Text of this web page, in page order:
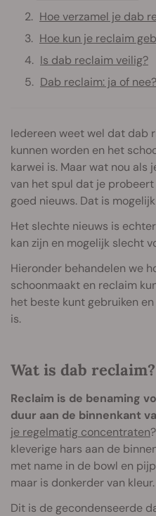
Hoe verzamel je dab
Hoe kun je reclaim
Is dab reclaim veilig?
Dab reclaim: ja of nee?
Iedereen weet wel dat dab
kunnen worden en het
karwei is. Maar wat nou als
van het spul dat je
goed nieuws. Dat is
Het slechte nieuws is
kan zijn en mogelijk slecht
Hieronder behandelen we
schoonmaakt en reclaim
het beste kunt gebruiken
is.
Wat is dab reclaim?
Reclaim is de benaming
duur aan de binnenkant
je regelmatig concentraten
kleverige hars aan de
met name in de bowl en
maar is donkerder van kleur.
Dit is de gecondenseerde